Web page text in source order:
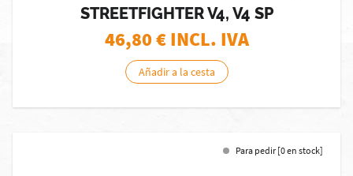
STREETFIGHTER V4, V4 SP
46,80€ INCL. IVA
Añadir a la cesta
Para pedir [0 en stock]